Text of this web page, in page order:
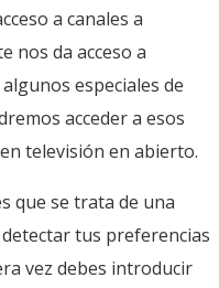
a canales a
nos da acceso a
especiales de
acceder a esos
televisión en abierto.
que se trata de una
tus preferencias
vez debes introducir